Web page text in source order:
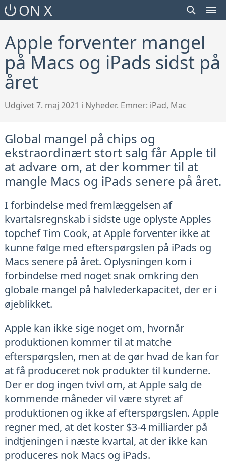
ON X
TOGGLE
Apple forventer mangel
på Macs og iPads sidst på
året
Udgivet 7. maj 2021 i Nyheder. Emner: iPad, Mac
Global mangel på chips og
ekstraordinært stort salg får Apple til
at advare om, at der kommer til at
mangle Macs og iPads senere på året.
I forbindelse med fremlæggelsen af
kvartalsregnskab i sidste uge oplyste Apples
topchef Tim Cook, at Apple forventer ikke at
kunne følge med efterspørgslen på iPads og
Macs senere på året. Oplysningen kom i
forbindelse med noget snak omkring den
globale mangel på halvlederkapacitet, der er i
øjeblikket.
Apple kan ikke sige noget om, hvornår
produktionen kommer til at matche
efterspørgslen, men at de gør hvad de kan for
at få produceret nok produkter til kunderne.
Der er dog ingen tvivl om, at Apple salg de
kommende måneder vil være styret af
produktionen og ikke af efterspørgslen. Apple
regner med, at det koster $3-4 milliarder på
indtjeningen i næste kvartal, at der ikke kan
produceres nok Macs og iPads.